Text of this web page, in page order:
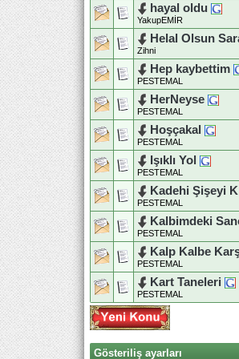
hayal oldu
YakupEMİR
Helal Olsun
Zihni
Hep kaybettim
PESTEMAL
HerNeyse
PESTEMAL
Hoşçakal
PESTEMAL
Işıklı Yol
PESTEMAL
Kadehi Şişeyi
PESTEMAL
Kalbimdeki
PESTEMAL
Kalp Kalbe
PESTEMAL
Kart Taneleri
PESTEMAL
Gösteriliş ayarları